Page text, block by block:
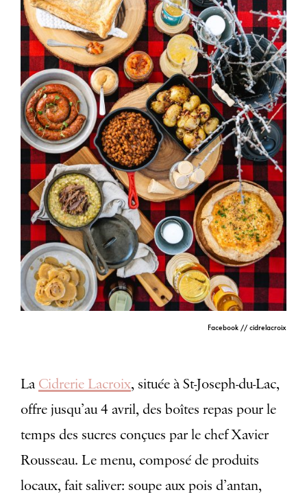
Facebook // cidrelacroix
La Cidrerie Lacroix, située à St-Joseph-du-Lac,
offre jusqu’au 4 avril, des boîtes repas pour le
temps des sucres conçues par le chef Xavier
Rousseau. Le menu, composé de produits
locaux, fait saliver: soupe aux pois d’antan,